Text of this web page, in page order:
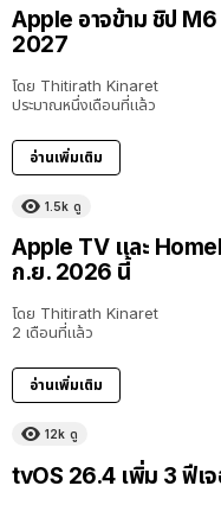
Apple อาจข้าม ชิป
2027
โดย Thitirath Kinaret
ประมาณหนึ่งเดือนที่แล้ว
อ่านเพิ่มเติม
1.5k ดู
Apple TV และ
ก.ย. 2026 นี้
โดย Thitirath Kinaret
2 เดือนที่แล้ว
อ่านเพิ่มเติม
12k ดู
tvOS 26.4 เพิ่ม 3 ฟีเ